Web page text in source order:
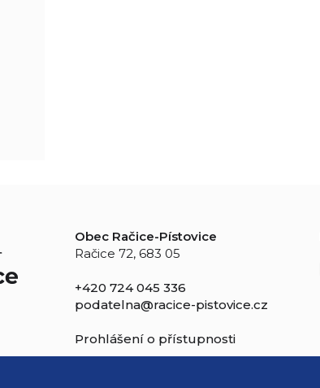
Obec Račice-Pístovice
Račice 72, 683 05
+420 724 045 336
podatelna@racice-pistovice.cz
Prohlášení o přístupnosti